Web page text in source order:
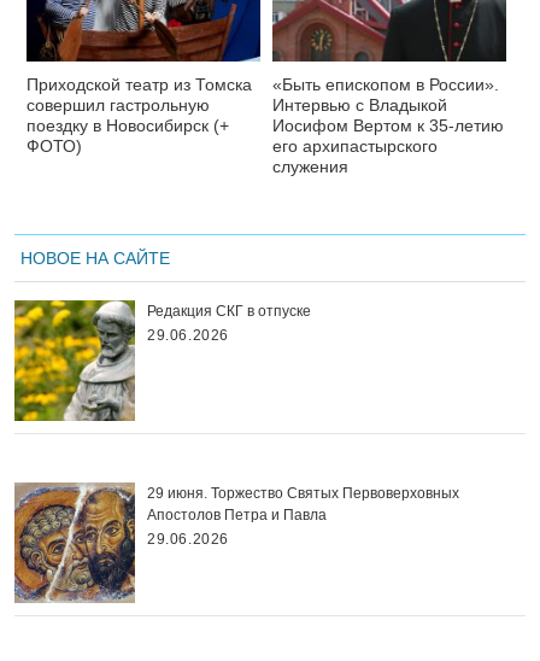
Приходской театр из Томска
совершил гастрольную
поездку в Новосибирск (+
ФОТО)
«Быть епископом в России».
Интервью с Владыкой
Иосифом Вертом к 35-летию
его архипастырского
служения
НОВОЕ НА САЙТЕ
Редакция СКГ в отпуске
29.06.2026
29 июня. Торжество Святых Первоверховных
Апостолов Петра и Павла
29.06.2026